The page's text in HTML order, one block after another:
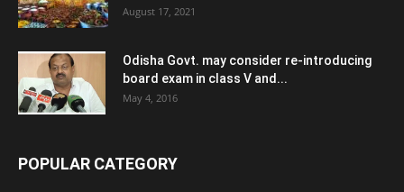
August 17, 2021
Odisha Govt. may consider re-introducing
board exam in class V and...
May 4, 2016
POPULAR CATEGORY